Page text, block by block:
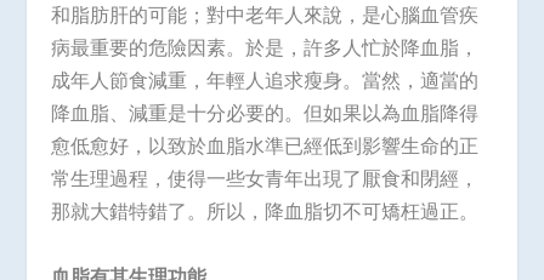
和脂肪肝的可能；對中老年人來說，是心腦血管疾
病最重要的危險因素。於是，許多人忙於降血脂，
成年人節食減重，年輕人追求瘦身。當然，適當的
降血脂、減重是十分必要的。但如果以為血脂降得
愈低愈好，以致於血脂水準已經低到影響生命的正
常生理過程，使得一些女青年出現了厭食和閉經，
那就大錯特錯了。所以，降血脂切不可矯枉過正。